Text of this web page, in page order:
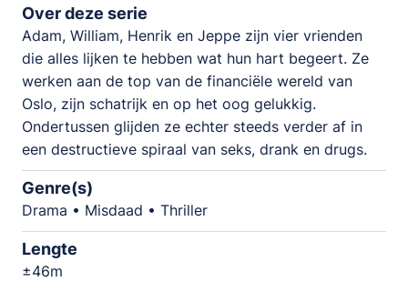
Over deze serie
Adam, William, Henrik en Jeppe zijn vier vrienden
die alles lijken te hebben wat hun hart begeert. Ze
werken aan de top van de financiële wereld van
Oslo, zijn schatrijk en op het oog gelukkig.
Ondertussen glijden ze echter steeds verder af in
een destructieve spiraal van seks, drank en drugs.
Genre(s)
Drama • Misdaad • Thriller
Lengte
±46m